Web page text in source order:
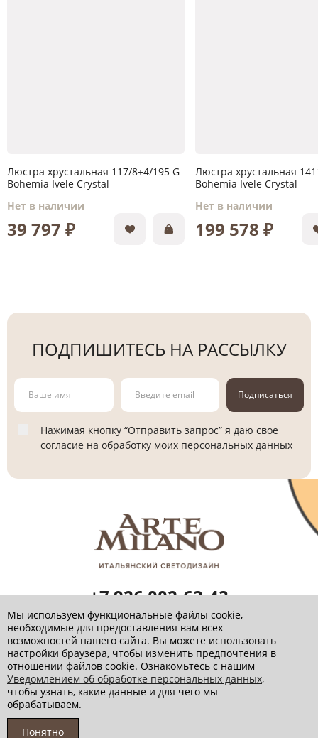
Люстра хрустальная 117/8+4/195 G
Bohemia Ivele Crystal
Нет в наличии
39 797 ₽
Люстра хрустальная
Bohemia Ivele Crystal
Нет в наличии
199 578 ₽
ПОДПИШИТЕСЬ НА РАССЫЛКУ
Подписаться
Нажимая кнопку “Отправить запрос” я даю свое
согласие на обработку моих персональных данных
Политика обработки персональных данных
+7 926 002-63-43
Заказать звонок
info@artemilano.ru
Мы используем функциональные файлы cookie,
необходимые для предоставления вам всех
возможностей нашего сайта. Вы можете использовать
настройки браузера, чтобы изменить предпочтения в
отношении файлов cookie. Ознакомьтесь с нашим
Уведомлением об обработке персональных данных,
чтобы узнать, какие данные и для чего мы
обрабатываем.
Понятно